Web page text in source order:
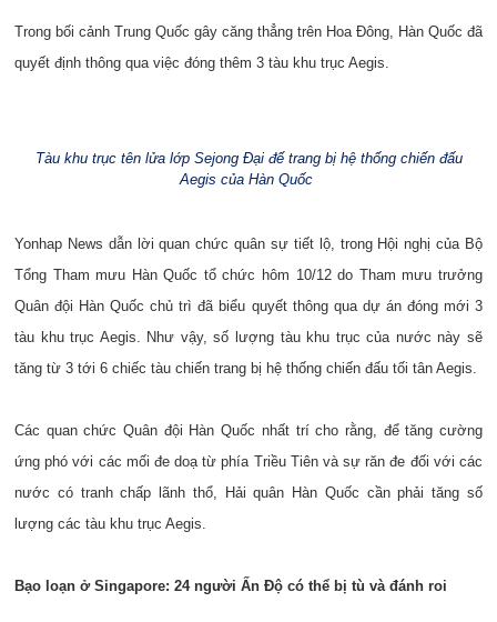
Trong bối cảnh Trung Quốc gây căng thẳng trên Hoa Đông, Hàn Quốc đã
quyết định thông qua việc đóng thêm 3 tàu khu trục Aegis.
Tàu khu trục tên lửa lớp Sejong Đại đế trang bị hệ thống chiến đấu
Aegis của Hàn Quốc
Yonhap News dẫn lời quan chức quân sự tiết lộ, trong Hội nghị của Bộ
Tổng Tham mưu Hàn Quốc tổ chức hôm 10/12 do Tham mưu trưởng
Quân đội Hàn Quốc chủ trì đã biểu quyết thông qua dự án đóng mới 3
tàu khu trục Aegis. Như vậy, số lượng tàu khu trục của nước này sẽ
tăng từ 3 tới 6 chiếc tàu chiến trang bị hệ thống chiến đấu tối tân Aegis.
Các quan chức Quân đội Hàn Quốc nhất trí cho rằng, để tăng cường
ứng phó với các mối đe doạ từ phía Triều Tiên và sự răn đe đối với các
nước có tranh chấp lãnh thổ, Hải quân Hàn Quốc cần phải tăng số
lượng các tàu khu trục Aegis.
Bạo loạn ở Singapore: 24 người Ấn Độ có thể bị tù và đánh roi